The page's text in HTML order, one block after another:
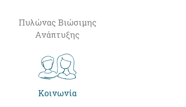
Πυλώνας Βιώσιμης
Ανάπτυξης
Κοινωνία